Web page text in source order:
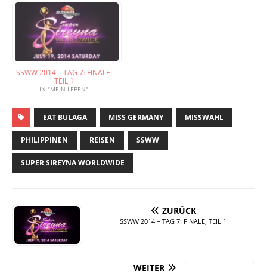
SSWW 2014 – TAG 7: FINALE,
TEIL 1
IN "MEIN LEBEN"
EAT BULAGA MISS GERMANY MISSWAHL
PHILIPPINEN REISEN SSWW
SUPER SIREYNA WORLDWIDE
ZURÜCK
SSWW 2014 – TAG 7: FINALE, TEIL 1
WEITER